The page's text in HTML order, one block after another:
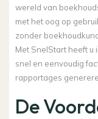
wereld van
met het oog op
zonder
Met SnelStart heeft u
snel en eenvoudig
rapportages
De